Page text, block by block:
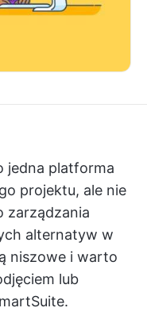
jedna platforma
projektu, ale nie
zarządzania
alternatyw w
niszowe i warto
lub